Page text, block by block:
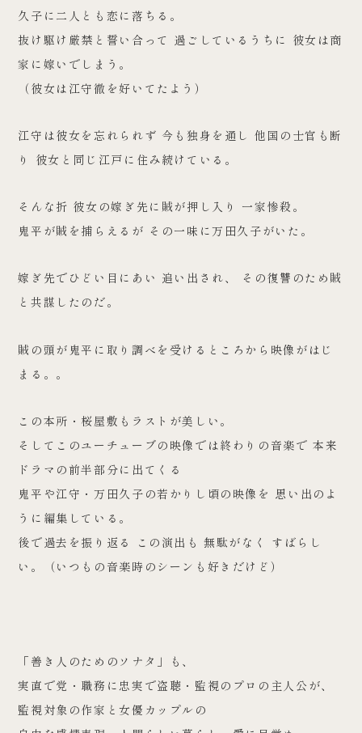
久子に二人とも恋に落ちる。
抜け駆け厳禁と誓い合って 過ごしているうちに 彼女は商
家に嫁いでしまう。
（彼女は江守徹を好いてたよう）
江守は彼女を忘れられず 今も独身を通し 他国の士官も断
り 彼女と同じ江戸に住み続けている。
そんな折 彼女の嫁ぎ先に賊が押し入り 一家惨殺。
鬼平が賊を捕らえるが その一味に万田久子がいた。
嫁ぎ先でひどい目にあい 追い出され、 その復讐のため賊
と共謀したのだ。
賊の頭が鬼平に取り調べを受けるところから映像がはじ
まる。。
この本所・桜屋敷もラストが美しい。
そしてこのユーチューブの映像では終わりの音楽で 本来
ドラマの前半部分に出てくる
鬼平や江守・万田久子の若かりし頃の映像を 思い出のよ
うに編集している。
後で過去を振り返る この演出も 無駄がなく すばらし
い。（いつもの音楽時のシーンも好きだけど）
「善き人のためのソナタ」も、
実直で党・職務に忠実で盗聴・監視のプロの主人公が、
監視対象の作家と女優カップルの